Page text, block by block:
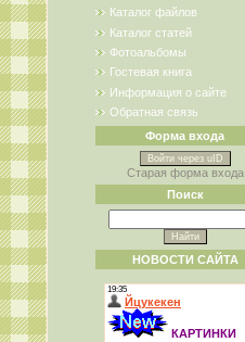
Каталог файлов
Каталог статей
Фотоальбомы
Гостевая книга
Информация о сайте
Обратная связь
Форма входа
Войти через uID
Старая форма входа
Поиск
НОВОСТИ САЙТА